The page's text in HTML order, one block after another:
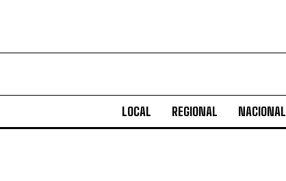
LOCAL REGIONAL NACIONAL